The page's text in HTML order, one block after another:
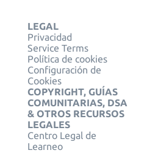
LEGAL
Privacidad
Service Terms
Política de cookies
Configuración de
Cookies
COPYRIGHT, GUÍAS
COMUNITARIAS, DSA
& OTROS RECURSOS
LEGALES
Centro Legal de
Learneo